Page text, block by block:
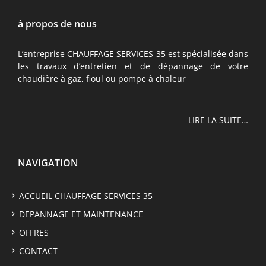
à propos de nous
L’entreprise CHAUFFAGE SERVICES 35 est spécialisée dans
les travaux d’entretien et de dépannage de votre
chaudière à gaz, fioul ou pompe à chaleur
LIRE LA SUITE…
NAVIGATION
ACCUEIL CHAUFFAGE SERVICES 35
DEPANNAGE ET MAINTENANCE
OFFRES
CONTACT